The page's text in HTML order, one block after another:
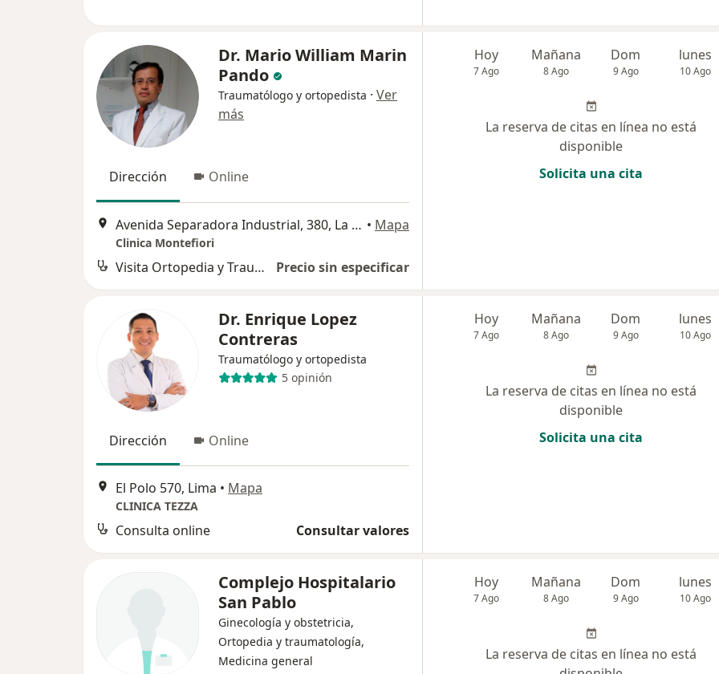
Dr. Mario William Marin
Pando
Traumatólogo y ortopedista · Ver
más
Dirección Online
Avenida Separadora Industrial, 380, La Molina • Mapa
Clinica Montefiori
Visita Ortopedia y Traumatología Precio sin especificar
Hoy
7 Ago
Mañana
8 Ago
Dom
9 Ago
lunes
10 Ago
La reserva de citas en línea no está
disponible
Solicita una cita
Dr. Enrique Lopez
Contreras
Traumatólogo y ortopedista
5 opinión
Dirección Online
El Polo 570, Lima • Mapa
CLINICA TEZZA
Consulta online Consultar valores
Hoy
7 Ago
Mañana
8 Ago
Dom
9 Ago
lunes
10 Ago
La reserva de citas en línea no está
disponible
Solicita una cita
Complejo Hospitalario
San Pablo
Ginecología y obstetricia,
Ortopedia y traumatología,
Medicina general
Hoy
7 Ago
Mañana
8 Ago
Dom
9 Ago
lunes
10 Ago
La reserva de citas en línea no está